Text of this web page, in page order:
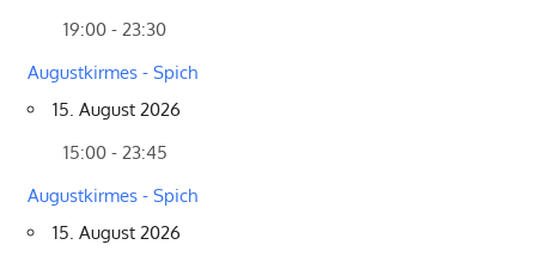
19:00 - 23:30
Augustkirmes - Spich
15. August 2026
15:00 - 23:45
Augustkirmes - Spich
15. August 2026